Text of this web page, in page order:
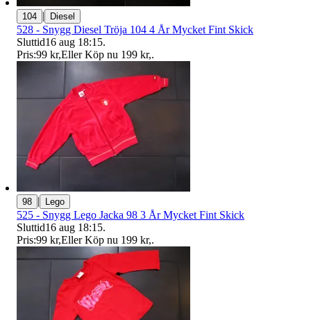
104 | Diesel
528 - Snygg Diesel Tröja 104 4 År Mycket Fint Skick
Sluttid16 aug 18:15.
Pris:99 kr,Eller Köp nu 199 kr,.
98 | Lego
525 - Snygg Lego Jacka 98 3 År Mycket Fint Skick
Sluttid16 aug 18:15.
Pris:99 kr,Eller Köp nu 199 kr,.